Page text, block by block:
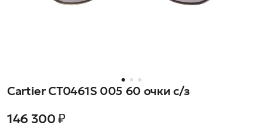
Cartier CT0461S 005 60 очки с/з
146 300 ₽